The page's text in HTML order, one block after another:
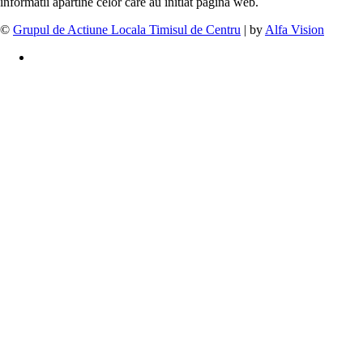
© Grupul de Actiune Locala Timisul de Centru | by Alfa Vision